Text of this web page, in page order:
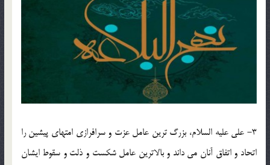
3- علی علیه السلام، بزرگ ترین عامل عزت و سرافرازی امتهای پیشین را
اتحاد و اتفاق آنان می داند و بالاترین عامل شکست و ذلت و سقوط ایشان